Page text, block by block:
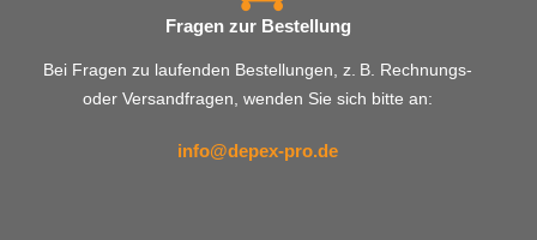
Fragen zur Bestellung
Bei Fragen zu laufenden Bestellungen, z. B. Rechnungs-
oder Versandfragen, wenden Sie sich bitte an:
info@depex-pro.de